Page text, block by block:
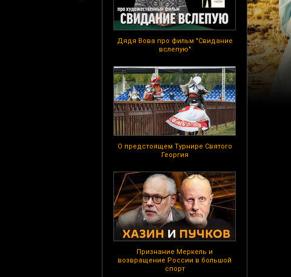
Дядя Вова про фильм "Свидание
вслепую"
О предстоящем Турнире Святого
Георгия
Признание Меркель и
возвращение России в большой
спорт